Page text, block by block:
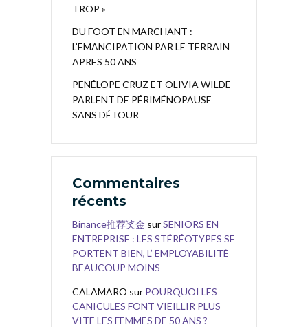
TROP »
DU FOOT EN MARCHANT :
L’EMANCIPATION PAR LE TERRAIN
APRES 50 ANS
PENÉLOPE CRUZ ET OLIVIA WILDE
PARLENT DE PÉRIMÉNOPAUSE
SANS DÉTOUR
Commentaires
récents
Binance推荐奖金 surSENIORS EN
ENTREPRISE : LES STÉRÉOTYPES SE
PORTENT BIEN, L’ EMPLOYABILITÉ
BEAUCOUP MOINS
CALAMARO sur POURQUOI LES
CANICULES FONT VIEILLIR PLUS
VITE LES FEMMES DE 50 ANS ?